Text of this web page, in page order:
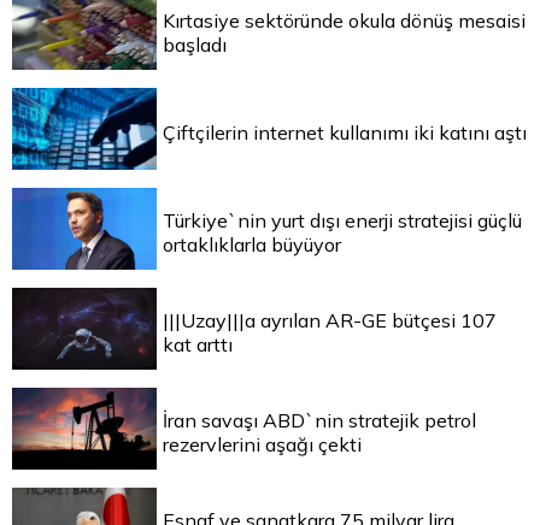
Kırtasiye sektöründe okula dönüş mesaisi
başladı
Çiftçilerin internet kullanımı iki katını aştı
Türkiye`nin yurt dışı enerji stratejisi güçlü
ortaklıklarla büyüyor
|||Uzay|||a ayrılan AR-GE bütçesi 107
kat arttı
İran savaşı ABD`nin stratejik petrol
rezervlerini aşağı çekti